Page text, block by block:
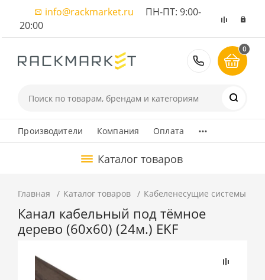
info@rackmarket.ru ПН-ПТ: 9:00-
20:00
8 (495)
0
Производители Компания Оплата ...
Каталог товаров
Главная Каталог товаров Кабеленесущие системы
Канал кабельный под тёмное
дерево (60х60) (24м.) EKF